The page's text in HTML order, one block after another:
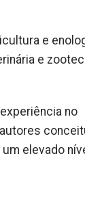
e
e
no
elevado